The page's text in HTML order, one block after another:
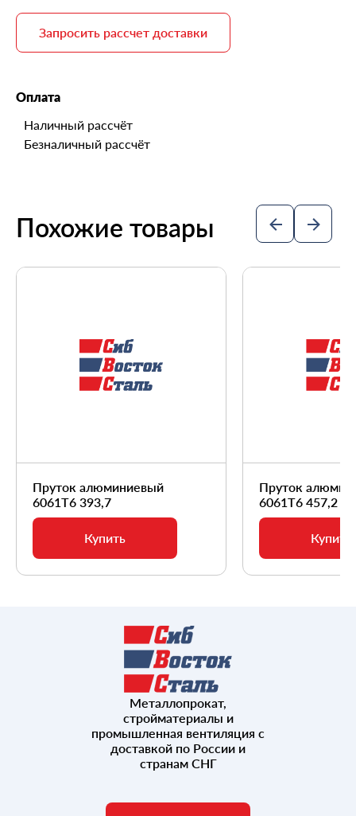
Запросить рассчет доставки
Оплата
Наличный рассчёт
Безналичный рассчёт
Похожие товары
Пруток алюминиевый
6061Т6 393,7
Купить
Пруток
6061Т6 457,2
Купить
Металлопрокат,
стройматериалы и
промышленная вентиляция с
доставкой по России и
странам СНГ